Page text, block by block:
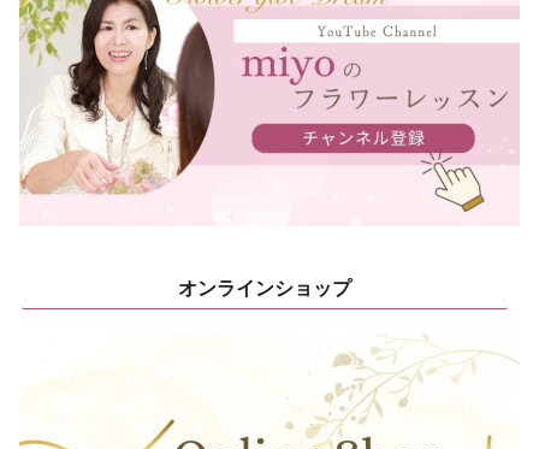
オンラインショップ